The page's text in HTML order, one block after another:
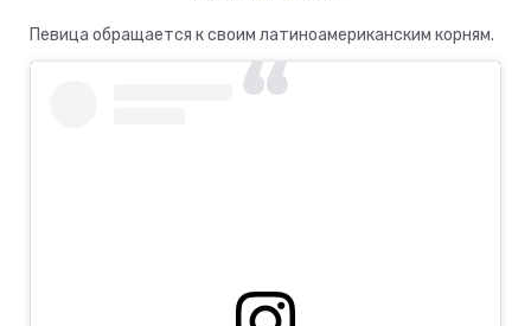
Певица обращается к своим латиноамериканским корням.